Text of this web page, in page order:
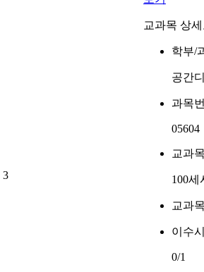
3
교과목 상세
학부/
공간
과목
05604
교과
100세
교과
이수
0/1